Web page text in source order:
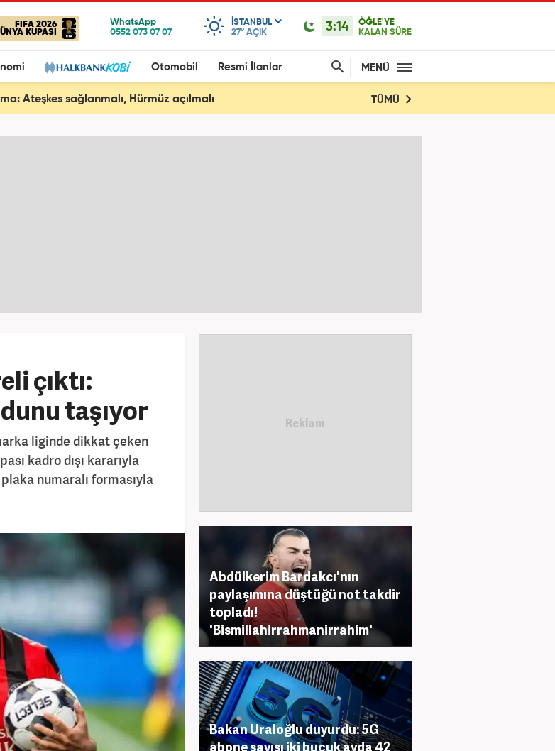
FIFA 2026
KUPASI
ISTANBUL
27° AÇIK 3:14
ÖĞLE'YE
KALAN SÜRE
Otomobil Resmi İlanlar MENÜ
Ateşkes sağlanmalı, Hürmüz açılmalı TÜMÜ
çıktı:
taşıyor
liginde dikkat çeken
kadro dışı kararıyla
numaralı formasıyla
Abdülkerim Bardakcı'nın
paylaşımına düştüğü not takdir
topladı!
'Bismillahirrahmanirrahim'
Bakan Uraloğlu duyurdu: 5G
abone sayısı iki buçuk ayda 42